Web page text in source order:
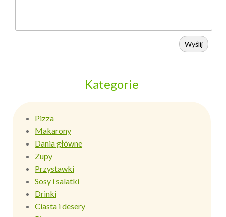
Wyślij
Kategorie
Pizza
Makarony
Dania główne
Zupy
Przystawki
Sosy i salatki
Drinki
Ciasta i desery